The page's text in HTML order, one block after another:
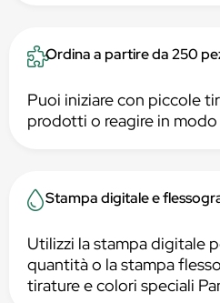
Ordina a partire da 250
Puoi iniziare con piccole
prodotti o reagire in
Stampa digitale e
Utilizzi la stampa digitale
quantità o la stampa
tirature e colori speciali